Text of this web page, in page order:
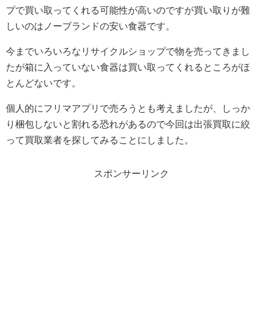
プで買い取ってくれる可能性が高いのですが買い取りが難
しいのはノーブランドの安い食器です。
今までいろいろなリサイクルショップで物を売ってきまし
たが箱に入っていない食器は買い取ってくれるところがほ
とんどないです。
個人的にフリマアプリで売ろうとも考えましたが、しっか
り梱包しないと割れる恐れがあるので今回は出張買取に絞
って買取業者を探してみることにしました。
スポンサーリンク